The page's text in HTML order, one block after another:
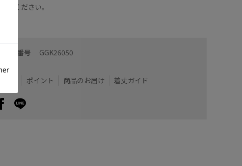
すっきりとしたシルエットです。
ナーは必須です。
せください。
わせ番号 GGK26050
ポイント 商品のお届け 着丈ガイド